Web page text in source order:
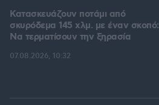
Κατασκευάζουν ποτάμι από
σκυρόδεμα 145 χλμ. με έναν σκοπό:
Να τερματίσουν την ξηρασία
07.08.2026, 10:32